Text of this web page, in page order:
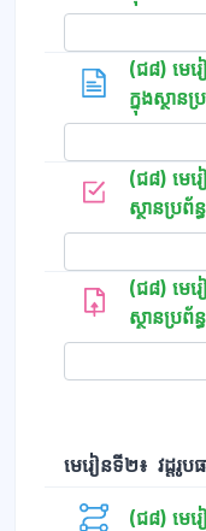
(ជ៨) មេរ
ក្នុងស្ថានប្
(ជ៨) មេរ
ស្ថានប្រព័ន្ធ
(ជ៨) មេរ
ស្ថានប្រព័ន្ធ
មេរៀនទី២៖ វដ្ដរូប
(ជ៨) មេរ